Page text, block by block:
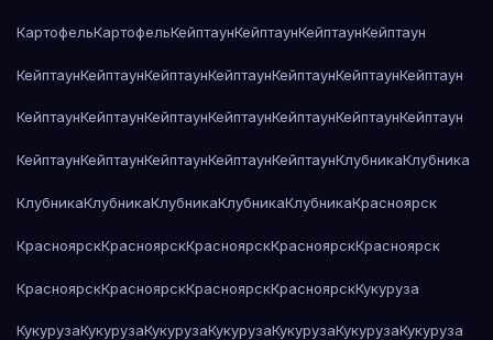
КартофельКартофельКейптаунКейптаунКейптаунКейптаун
КейптаунКейптаунКейптаунКейптаунКейптаунКейптаунКейптаун
КейптаунКейптаунКейптаунКейптаунКейптаунКейптаунКейптаун
КейптаунКейптаунКейптаунКейптаунКейптаунКлубникаКлубника
КлубникаКлубникаКлубникаКлубникаКлубникаКрасноярск
КрасноярскКрасноярскКрасноярскКрасноярскКрасноярск
КрасноярскКрасноярскКрасноярскКрасноярскКукуруза
КукурузаКукурузаКукурузаКукурузаКукурузаКукурузаКукуруза